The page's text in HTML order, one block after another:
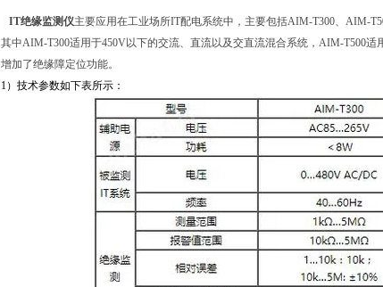
IT绝缘监测仪主要应用在工业场所IT配电系统中，主要包括AIM-T300、AIM-
其中AIM-T300适用于450V以下的交流、直流以及交直流混合系统，AIM-T500
增加了绝缘障定位功能。
1）技术参数如下表所示：